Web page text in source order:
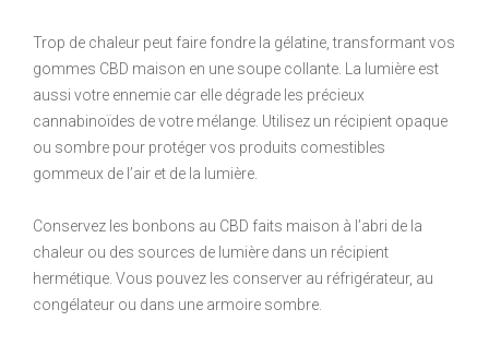
Trop de chaleur peut faire fondre la gélatine, transformant vos
gommes CBD maison en une soupe collante. La lumière est
aussi votre ennemie car elle dégrade les précieux
cannabinoïdes de votre mélange. Utilisez un récipient opaque
ou sombre pour protéger vos produits comestibles
gommeux de l’air et de la lumière.
Conservez les bonbons au CBD faits maison à l’abri de la
chaleur ou des sources de lumière dans un récipient
hermétique. Vous pouvez les conserver au réfrigérateur, au
congélateur ou dans une armoire sombre.